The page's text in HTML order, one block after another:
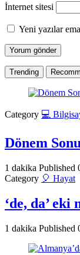
İnternet sitesi
Yeni yazılar
Trending
Category 💻
Dönem
1 dakika Published
Category 🎈 Hayat
‘de, da’ eki
1 dakika Published